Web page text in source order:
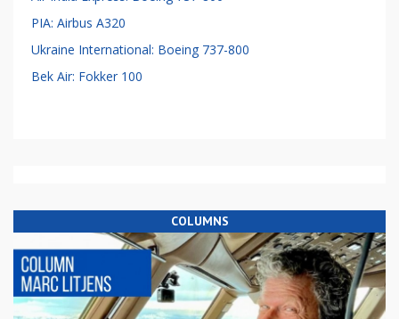
PIA: Airbus A320
Ukraine International: Boeing 737-800
Bek Air: Fokker 100
COLUMNS